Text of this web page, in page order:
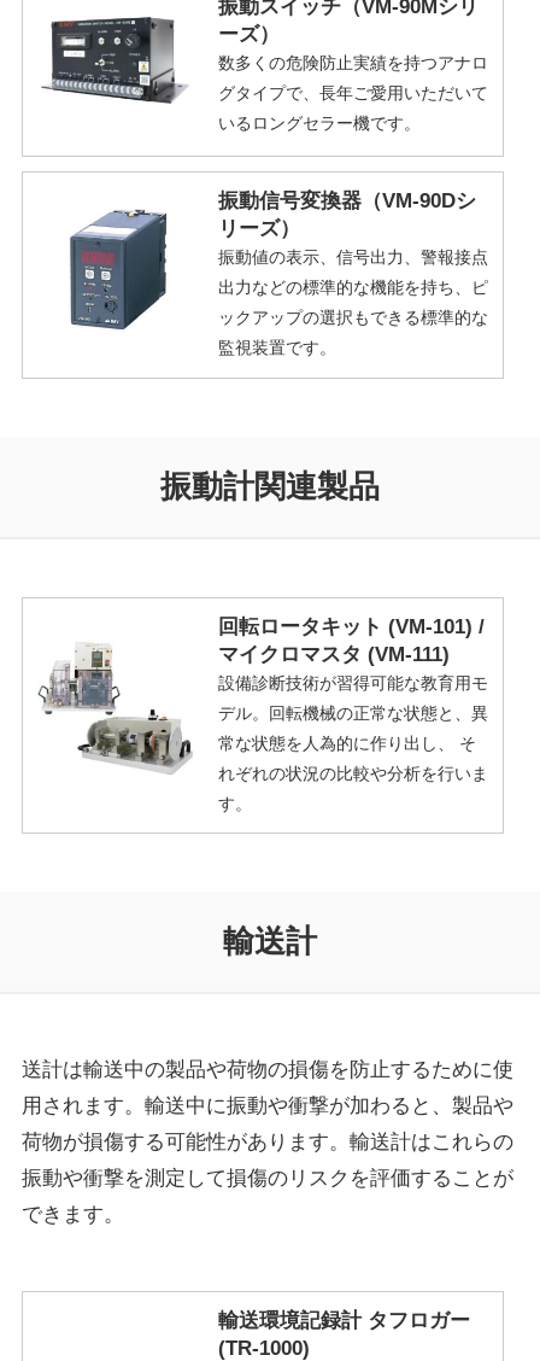
振動スイッチ（VM-90Mシリ
ーズ）
数多くの危険防止実績を持つアナロ
グタイプで、長年ご愛用いただいて
いるロングセラー機です。
振動信号変換器（VM-90Dシ
リーズ）
振動値の表示、信号出力、警報接点
出力などの標準的な機能を持ち、ピ
ックアップの選択もできる標準的な
監視装置です。
振動計関連製品
回転ロータキット (VM-101) /
マイクロマスタ (VM-111)
設備診断技術が習得可能な教育用モ
デル。回転機械の正常な状態と、異
常な状態を人為的に作り出し、 そ
れぞれの状況の比較や分析を行いま
す。
輸送計
送計は輸送中の製品や荷物の損傷を防止するために使
用されます。輸送中に振動や衝撃が加わると、製品や
荷物が損傷する可能性があります。輸送計はこれらの
振動や衝撃を測定して損傷のリスクを評価することが
できます。
輸送環境記録計 タフロガー
(TR-1000)